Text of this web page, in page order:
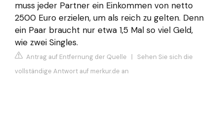
muss jeder Partner ein Einkommen von netto
2500 Euro erzielen, um als reich zu gelten. Denn
ein Paar braucht nur etwa 1,5 Mal so viel Geld,
wie zwei Singles.
Antrag auf Entfernung der Quelle | Sehen Sie sich die
vollständige Antwort auf merkur.de an